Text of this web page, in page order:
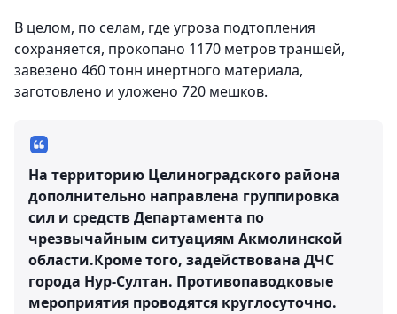
В целом, по селам, где угроза подтопления
сохраняется, прокопано 1170 метров траншей,
завезено 460 тонн инертного материала,
заготовлено и уложено 720 мешков.
На территорию Целиноградского района
дополнительно направлена группировка
сил и средств Департамента по
чрезвычайным ситуациям Акмолинской
области.Кроме того, задействована ДЧС
города Нур-Султан. Противопаводковые
мероприятия проводятся круглосуточно.